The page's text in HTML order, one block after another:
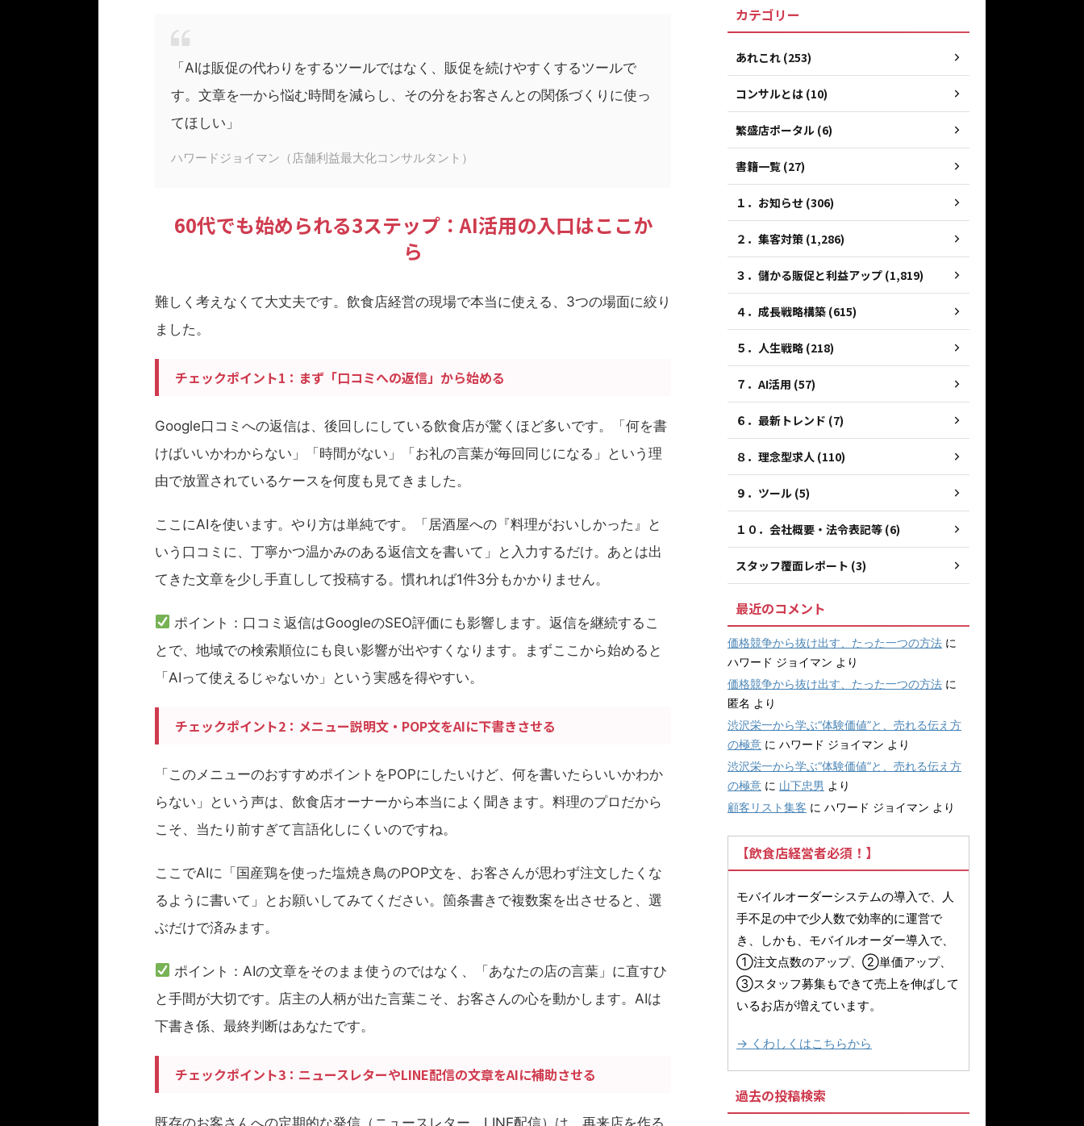
「AIは販促の代わりをするツールではなく、販促を続けやすくするツールで
す。文章を一から悩む時間を減らし、その分をお客さんとの関係づくりに使っ
てほしい」
ハワードジョイマン（店舗利益最大化コンサルタント）
60代でも始められる3ステップ：AI活用の入口はここか
ら
難しく考えなくて大丈夫です。飲食店経営の現場で本当に使える、3つの場面に絞り
ました。
チェックポイント1：まず「口コミへの返信」から始める
Google口コミへの返信は、後回しにしている飲食店が驚くほど多いです。「何を書
けばいいかわからない」「時間がない」「お礼の言葉が毎回同じになる」という理
由で放置されているケースを何度も見てきました。
ここにAIを使います。やり方は単純です。「居酒屋への『料理がおいしかった』と
いう口コミに、丁寧かつ温かみのある返信文を書いて」と入力するだけ。あとは出
てきた文章を少し手直しして投稿する。慣れれば1件3分もかかりません。
ポイント：口コミ返信はGoogleのSEO評価にも影響します。返信を継続するこ
とで、地域での検索順位にも良い影響が出やすくなります。まずここから始めると
「AIって使えるじゃないか」という実感を得やすい。
チェックポイント2：メニュー説明文・POP文をAIに下書きさせる
「このメニューのおすすめポイントをPOPにしたいけど、何を書いたらいいかわか
らない」という声は、飲食店オーナーから本当によく聞きます。料理のプロだから
こそ、当たり前すぎて言語化しにくいのですね。
ここでAIに「国産鶏を使った塩焼き鳥のPOP文を、お客さんが思わず注文したくな
るように書いて」とお願いしてみてください。箇条書きで複数案を出させると、選
ぶだけで済みます。
ポイント：AIの文章をそのまま使うのではなく、「あなたの店の言葉」に直すひ
と手間が大切です。店主の人柄が出た言葉こそ、お客さんの心を動かします。AIは
下書き係、最終判断はあなたです。
チェックポイント3：ニュースレターやLINE配信の文章をAIに補助させる
既存のお客さんへの定期的な発信（ニュースレター、LINE配信）は、再来店を作る
カテゴリー
あれこれ (253)
コンサルとは (10)
繁盛店ポータル (6)
書籍一覧 (27)
１．お知らせ (306)
２．集客対策 (1,286)
３．儲かる販促と利益アップ (1,819)
４．成長戦略構築 (615)
５．人生戦略 (218)
７．AI活用 (57)
６．最新トレンド (7)
８．理念型求人 (110)
９．ツール (5)
１０．会社概要・法令表記等 (6)
スタッフ覆面レポート (3)
最近のコメント
価格競争から抜け出す、たった一つの方法 に
ハワード ジョイマン より
価格競争から抜け出す、たった一つの方法 に
匿名 より
渋沢栄一から学ぶ“体験価値”と、売れる伝え方
の極意 に ハワード ジョイマン より
渋沢栄一から学ぶ“体験価値”と、売れる伝え方
の極意 に 山下忠男 より
顧客リスト集客 に ハワード ジョイマン より
【飲食店経営者必須！】
モバイルオーダーシステムの導入で、人
手不足の中で少人数で効率的に運営で
き、しかも、モバイルオーダー導入で、
①注文点数のアップ、②単価アップ、
③スタッフ募集もできて売上を伸ばして
いるお店が増えています。
→ くわしくはこちらから
過去の投稿検索